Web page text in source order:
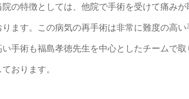
院の特徴としては、他院で手術を受けて痛み
ります。この病気の再手術は非常に難度の高
い手術も福島孝徳先生を中心としたチームで
おります。